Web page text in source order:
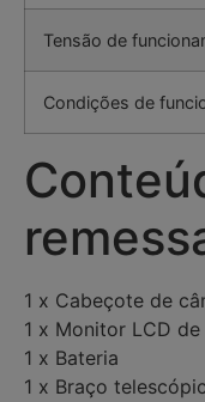
Tensão de
Condições de
1 x Cabeçote de
1 x Monitor LCD de
1 x Bateria
1 x Braço